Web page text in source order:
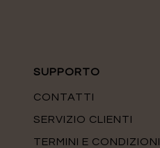
SUPPORTO
CONTATTI
SERVIZIO CLIENTI
TERMINI E CONDIZIONI